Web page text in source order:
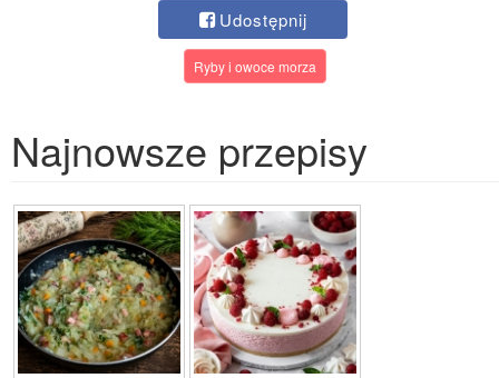
Udostępnij
Ryby i owoce morza
Najnowsze przepisy